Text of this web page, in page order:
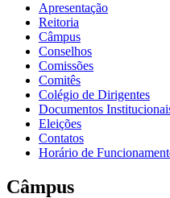
Apresentação
Reitoria
Câmpus
Conselhos
Comissões
Comitês
Colégio de Dirigentes
Documentos
Eleições
Contatos
Horário de
Câmpus